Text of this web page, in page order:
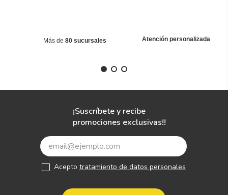
Más de 80 sucursales Atención personalizada
¡Suscríbete y recibe
promociones exclusivas!!
Acepto tratamiento de datos personales